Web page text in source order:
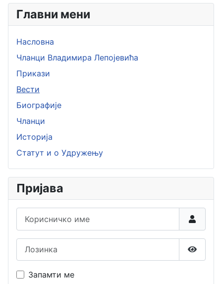
Главни мени
Насловна
Чланци Владимира Лепојевића
Прикази
Вести
Биографије
Чланци
Историја
Статут и о Удружењу
Пријава
Запамти ме